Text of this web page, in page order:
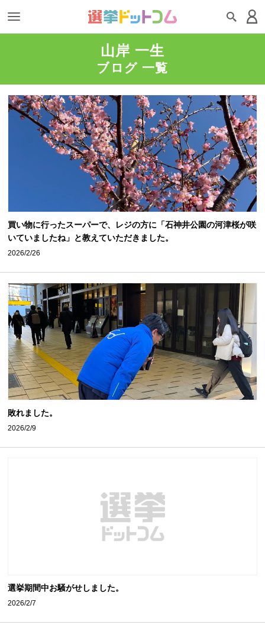
山岸 一生
ブログ 一覧
買い物に行ったスーパーで、レジの方に「石神井公園の河津桜が咲
いていましたね」と教えていただきました。
2026/2/26
敗れました。
2026/2/9
選挙期間中お騒がせしました。
2026/2/7